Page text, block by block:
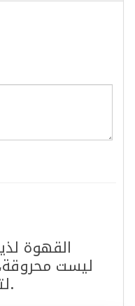
القهوة
ليست
لتوفير على هذا المنتج.